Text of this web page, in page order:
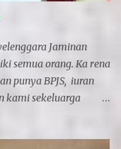
Jaminan
semua orang. Ka rena
punya BPJS, iuran
kami sekeluarga